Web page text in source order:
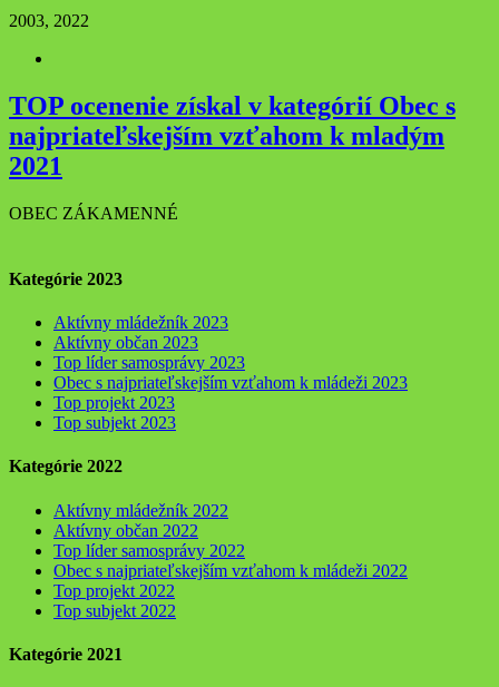
2003, 2022
TOP ocenenie získal v kategórií Obec s
najpriateľskejším vzťahom k mladým
2021
OBEC ZÁKAMENNÉ
Kategórie 2023
Aktívny mládežník 2023
Aktívny občan 2023
Top líder samosprávy 2023
Obec s najpriateľskejším vzťahom k mládeži 2023
Top projekt 2023
Top subjekt 2023
Kategórie 2022
Aktívny mládežník 2022
Aktívny občan 2022
Top líder samosprávy 2022
Obec s najpriateľskejším vzťahom k mládeži 2022
Top projekt 2022
Top subjekt 2022
Kategórie 2021